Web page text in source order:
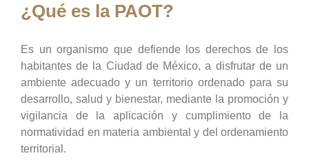
¿Qué es la PAOT?
Es un organismo que defiende los derechos de los
habitantes de la Ciudad de México, a disfrutar de un
ambiente adecuado y un territorio ordenado para su
desarrollo, salud y bienestar, mediante la promoción y
vigilancia de la aplicación y cumplimiento de la
normatividad en materia ambiental y del ordenamiento
territorial.